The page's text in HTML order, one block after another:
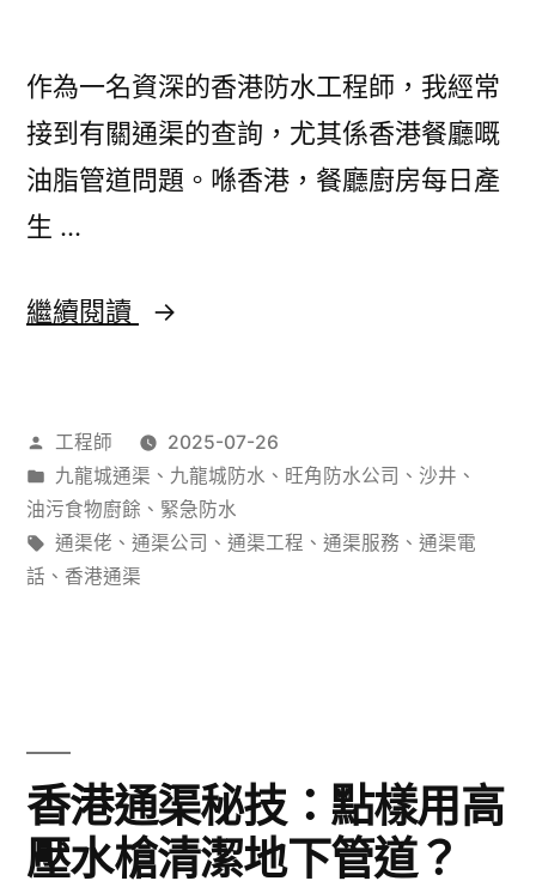
3
招
快
決
作為一名資深的香港防水工程師，我經常
接到有關通渠的查詢，尤其係香港餐廳嘅
油脂管道問題。喺香港，餐廳廚房每日產
生 …
繼續閱讀
香
廳
通
渠
方
管
道
點
作
者：
工程師
2025-07-26
分
類：
九龍城通渠 、 九龍城防水 、 旺角防水公司 、 沙井 、
油污食物廚餘 、 緊急防水
標
籤:
通渠佬 、 通渠公司 、 通渠工程 、 通渠服務 、 通渠電
話 、 香港通渠
香港通渠秘技：點樣用高
壓水槍清潔地下管道？